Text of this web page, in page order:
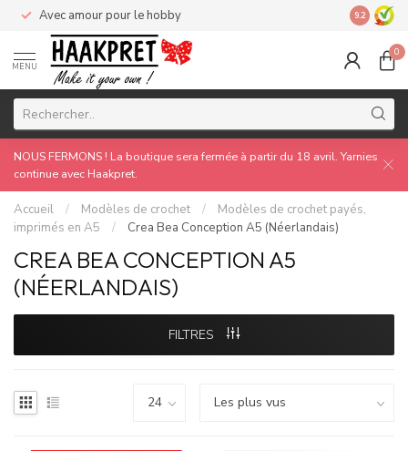
Avec amour pour le hobby Made by
9.2
MENU
0
NOUS FERMONS ! La boutique sera fermée à partir du 18 avril. Yarnies
continue avec Haakpret.
Accueil / Modèles de crochet /
Modèles de crochet payés,
imprimés en A5
/ Crea Bea Conception A5 (Néerlandais)
CREA BEA CONCEPTION A5
(NÉERLANDAIS)
FILTRES